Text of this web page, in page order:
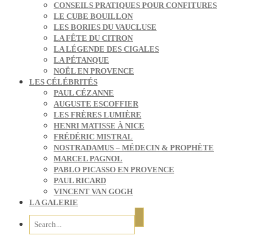
CONSEILS PRATIQUES POUR CONFITURES
LE CUBE BOUILLON
LES BORIES DU VAUCLUSE
LA FÊTE DU CITRON
LA LÉGENDE DES CIGALES
LA PÉTANQUE
NOËL EN PROVENCE
LES CÉLÉBRITÉS
PAUL CÉZANNE
AUGUSTE ESCOFFIER
LES FRÈRES LUMIÈRE
HENRI MATISSE À NICE
FRÉDÉRIC MISTRAL
NOSTRADAMUS – MÉDECIN & PROPHÈTE
MARCEL PAGNOL
PABLO PICASSO EN PROVENCE
PAUL RICARD
VINCENT VAN GOGH
LA GALERIE